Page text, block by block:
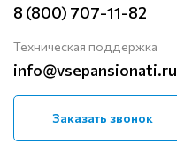
8 (800) 707-11-82
Техническая поддержка
info@vsepansionati.ru
Заказать звонок